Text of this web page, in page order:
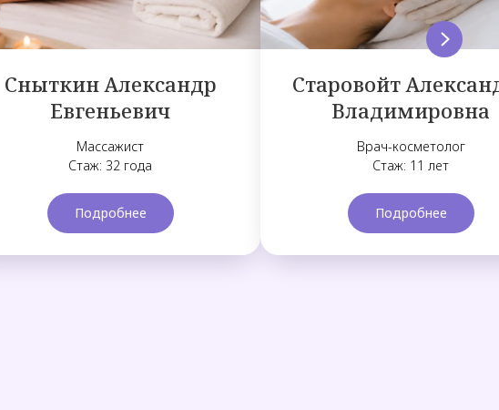
Сныткин Александр
Евгеньевич
Массажист
Стаж: 32 года
Подробнее
Старовойт
Владимировна
Врач-косметолог
Стаж: 11 лет
Подробнее